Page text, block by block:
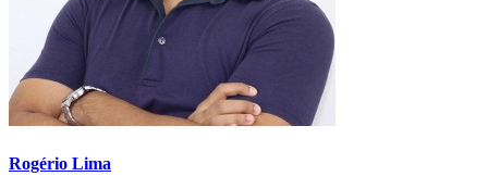
Rogério Lima